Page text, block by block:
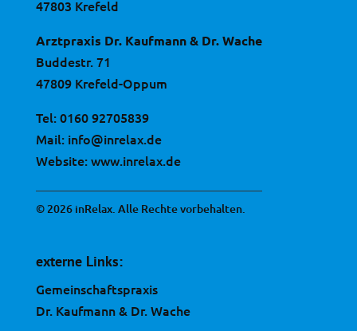
47803 Krefeld
Arztpraxis Dr. Kaufmann & Dr. Wache
Buddestr. 71
47809 Krefeld-Oppum
Tel:0160 92705839
Mail: info@inrelax.de
Website:www.inrelax.de
© 2026 inRelax. Alle Rechte vorbehalten.
externe Links:
Gemeinschaftspraxis
Dr. Kaufmann & Dr. Wache